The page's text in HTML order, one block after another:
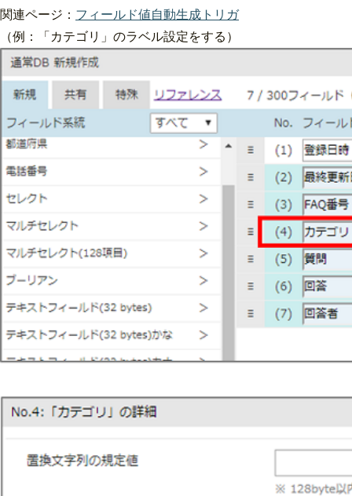
関連ページ： フィールド値自動生成トリガ
（例：「カテゴリ」のラベル設定をする）